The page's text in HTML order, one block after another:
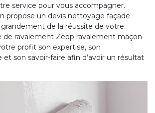
service pour vous accompagner.
propose un devis nettoyage façade
de la réussite de votre
de ravalement Zepp ravalement maçon
profit son expertise, son
et son savoir-faire afin d’avoir un résultat